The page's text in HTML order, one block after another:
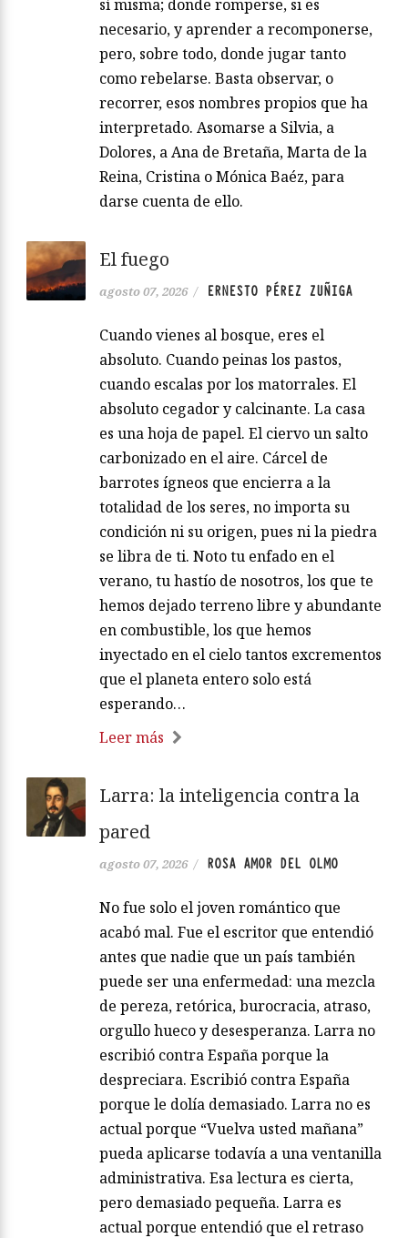
sí misma; donde romperse, si es
necesario, y aprender a recomponerse,
pero, sobre todo, donde jugar tanto
como rebelarse. Basta observar, o
recorrer, esos nombres propios que ha
interpretado. Asomarse a Silvia, a
Dolores, a Ana de Bretaña, Marta de la
Reina, Cristina o Mónica Baéz, para
darse cuenta de ello.
El fuego
agosto 07, 2026 / ERNESTO PÉREZ ZUÑIGA
Cuando vienes al bosque, eres el
absoluto. Cuando peinas los pastos,
cuando escalas por los matorrales. El
absoluto cegador y calcinante. La casa
es una hoja de papel. El ciervo un salto
carbonizado en el aire. Cárcel de
barrotes ígneos que encierra a la
totalidad de los seres, no importa su
condición ni su origen, pues ni la piedra
se libra de ti. Noto tu enfado en el
verano, tu hastío de nosotros, los que te
hemos dejado terreno libre y abundante
en combustible, los que hemos
inyectado en el cielo tantos excrementos
que el planeta entero solo está
esperando…
Leer más
Larra: la inteligencia contra la
pared
agosto 07, 2026 / ROSA AMOR DEL OLMO
No fue solo el joven romántico que
acabó mal. Fue el escritor que entendió
antes que nadie que un país también
puede ser una enfermedad: una mezcla
de pereza, retórica, burocracia, atraso,
orgullo hueco y desesperanza. Larra no
escribió contra España porque la
despreciara. Escribió contra España
porque le dolía demasiado. Larra no es
actual porque “Vuelva usted mañana”
pueda aplicarse todavía a una ventanilla
administrativa. Esa lectura es cierta,
pero demasiado pequeña. Larra es
actual porque entendió que el retraso